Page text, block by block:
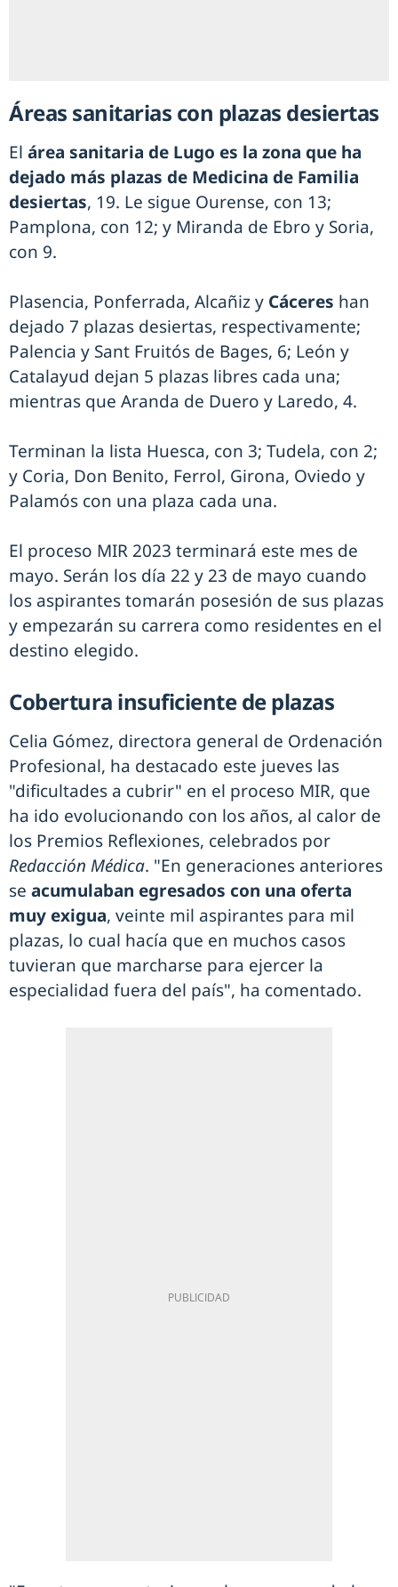
Áreas sanitarias con plazas desiertas
El área sanitaria de Lugo es la zona que ha
dejado más plazas de Medicina de Familia
desiertas, 19. Le sigue Ourense, con 13;
Pamplona, con 12; y Miranda de Ebro y Soria,
con 9.
Plasencia, Ponferrada, Alcañiz y Cáceres han
dejado 7 plazas desiertas, respectivamente;
Palencia y Sant Fruitós de Bages, 6; León y
Catalayud dejan 5 plazas libres cada una;
mientras que Aranda de Duero y Laredo, 4.
Terminan la lista Huesca, con 3; Tudela, con 2;
y Coria, Don Benito, Ferrol, Girona, Oviedo y
Palamós con una plaza cada una.
El proceso MIR 2023 terminará este mes de
mayo. Serán los día 22 y 23 de mayo cuando
los aspirantes tomarán posesión de sus plazas
y empezarán su carrera como residentes en el
destino elegido.
Cobertura insuficiente de plazas
Celia Gómez, directora general de Ordenación
Profesional, ha destacado este jueves las
"dificultades a cubrir" en el proceso MIR, que
ha ido evolucionando con los años, al calor de
los Premios Reflexiones, celebrados por
Redacción Médica. "En generaciones anteriores
se acumulaban egresados con una oferta
muy exigua, veinte mil aspirantes para mil
plazas, lo cual hacía que en muchos casos
tuvieran que marcharse para ejercer la
especialidad fuera del país", ha comentado.